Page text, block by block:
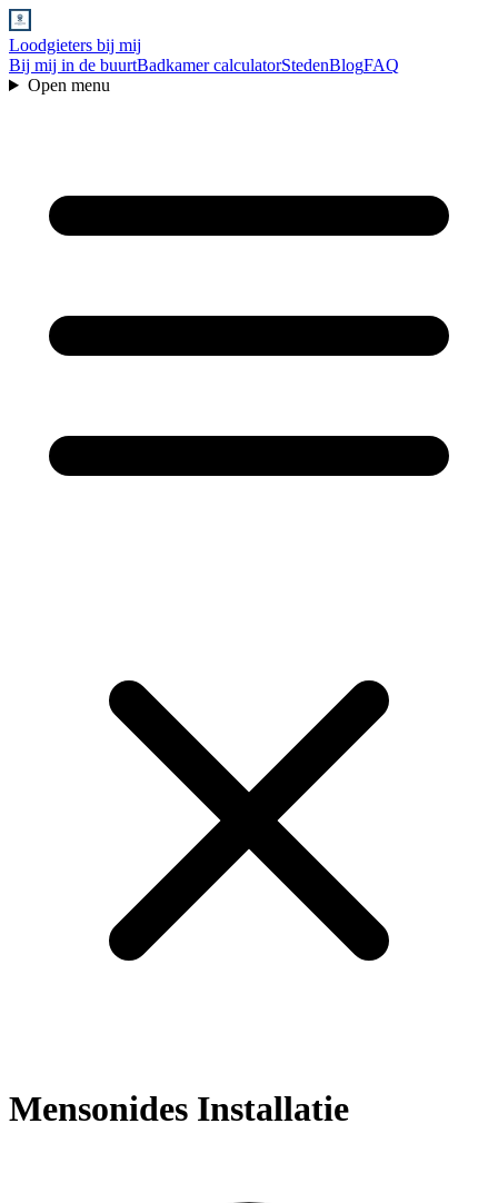
Loodgieters bij mij
Bij mij in de buurtBadkamer calculatorStedenBlogFAQ
Open menu
Mensonides Installatie